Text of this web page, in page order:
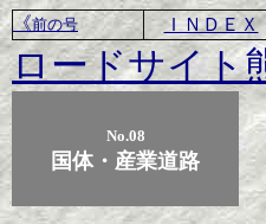
《前の号 ＩＮＤＥＸ
ロードサイト
No.08
国体・産業道路